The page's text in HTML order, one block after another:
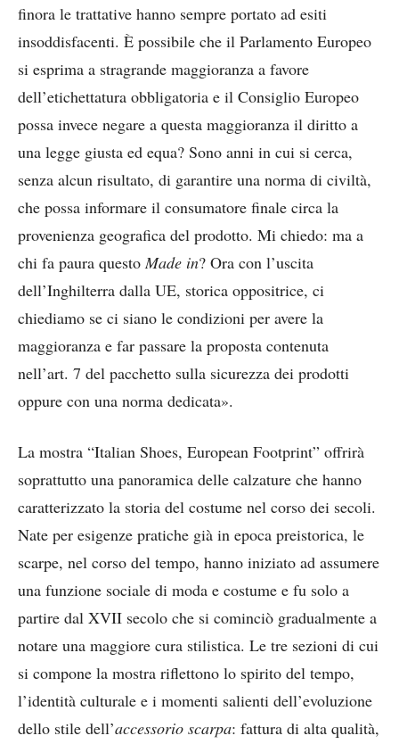
finora le trattative hanno sempre portato ad esiti
insoddisfacenti. È possibile che il Parlamento Europeo
si esprima a stragrande maggioranza a favore
dell’etichettatura obbligatoria e il Consiglio Europeo
possa invece negare a questa maggioranza il diritto a
una legge giusta ed equa? Sono anni in cui si cerca,
senza alcun risultato, di garantire una norma di civiltà,
che possa informare il consumatore finale circa la
provenienza geografica del prodotto. Mi chiedo: ma a
chi fa paura questoMade in? Ora con l’uscita
dell’Inghilterra dalla UE, storica oppositrice, ci
chiediamo se ci siano le condizioni per avere la
maggioranza e far passare la proposta contenuta
nell’art. 7 del pacchetto sulla sicurezza dei prodotti
oppure con una norma dedicata».
La mostra “Italian Shoes, European Footprint” offrirà
soprattutto una panoramica delle calzature che hanno
caratterizzato la storia del costume nel corso dei secoli.
Nate per esigenze pratiche già in epoca preistorica, le
scarpe, nel corso del tempo, hanno iniziato ad assumere
una funzione sociale di moda e costume e fu solo a
partire dal XVII secolo che si cominciò gradualmente a
notare una maggiore cura stilistica. Le tre sezioni di cui
si compone la mostra riflettono lo spirito del tempo,
l’identità culturale e i momenti salienti dell’evoluzione
dello stile dell’accessorio scarpa: fattura di alta qualità,